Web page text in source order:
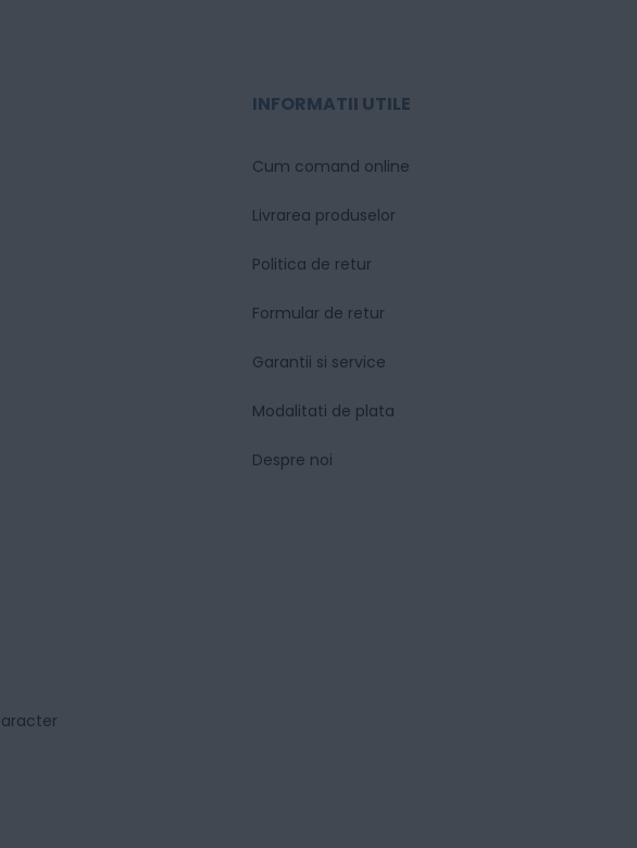
INFORMATII UTILE
Cum comand online
Livrarea produselor
Politica de retur
Formular de retur
Garantii si service
Modalitati de plata
Despre noi